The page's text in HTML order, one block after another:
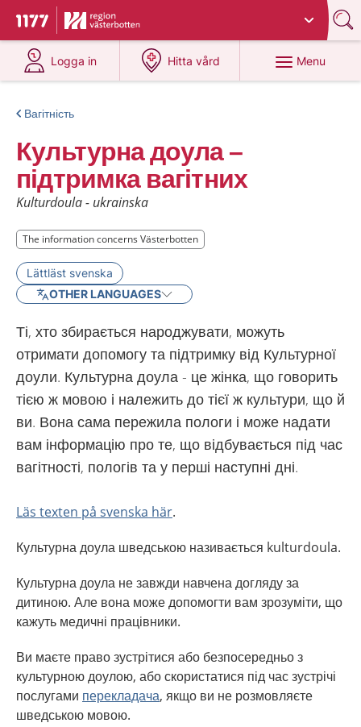
To start page for 1177
Du har valt region
Logga in
at 1177.se
Hitta vård
at 1177.se
Menu
Вагітність
Культурна доула –
підтримка вагітних
Kulturdoula - ukrainska
The information concerns Västerbotten
The information concerns Västerbotten
Lättläst svenska
OTHER LANGUAGES
Ті, хто збирається народжувати, можуть
отримати допомогу та підтримку від Культурної
доули. Культурна доула - це жінка, що говорить
тією ж мовою і належить до тієї ж культури, що й
ви. Вона сама пережила пологи і може надати
вам інформацію про те, що відбувається під час
вагітності, пологів та у перші наступні дні.
Läs texten på svenska här.
Культурна доула шведською називається kulturdoula.
Культурна доула не завжди навчена догляду за
дитиною. Але вона може допомогти вам зрозуміти, що
кажуть медичні працівники.
Ви маєте право зустрітися або безпосередньо з
культурною доулою, або скористатися під час зустрічі
послугами перекладача, якщо ви не розмовляєте
шведською мовою.